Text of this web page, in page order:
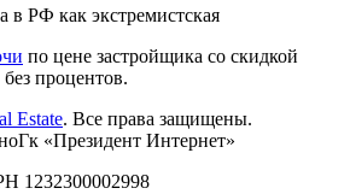
РФ как экстремистская
по цене застройщика со скидкой
процентов.
Estate. Все права защищены.
«Президент Интернет»
1232300002998